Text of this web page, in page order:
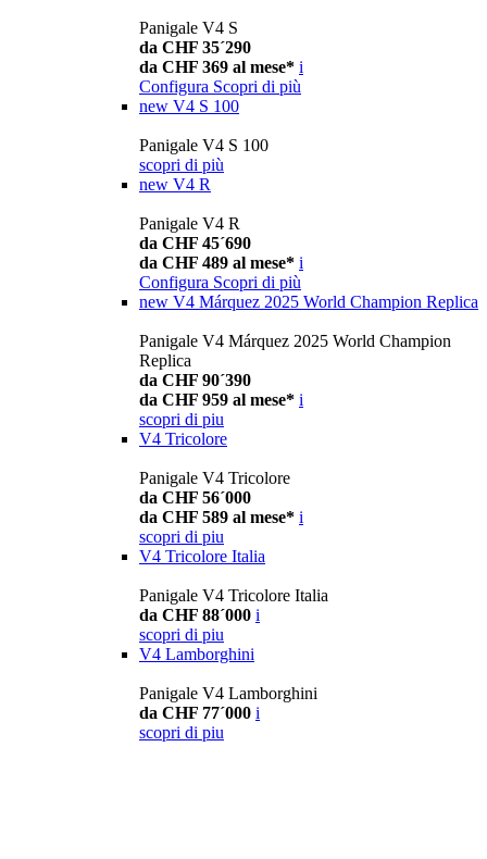
Panigale V4 S
da CHF 35´290
da CHF 369 al mese* i
Configura Scopri di più
new V4 S 100
Panigale V4 S 100
scopri di più
new V4 R
Panigale V4 R
da CHF 45´690
da CHF 489 al mese* i
Configura Scopri di più
new V4 Márquez 2025 World Champion Replica
Panigale V4 Márquez 2025 World Champion
Replica
da CHF 90´390
da CHF 959 al mese* i
scopri di piu
V4 Tricolore
Panigale V4 Tricolore
da CHF 56´000
da CHF 589 al mese* i
scopri di piu
V4 Tricolore Italia
Panigale V4 Tricolore Italia
da CHF 88´000 i
scopri di piu
V4 Lamborghini
Panigale V4 Lamborghini
da CHF 77´000 i
scopri di piu